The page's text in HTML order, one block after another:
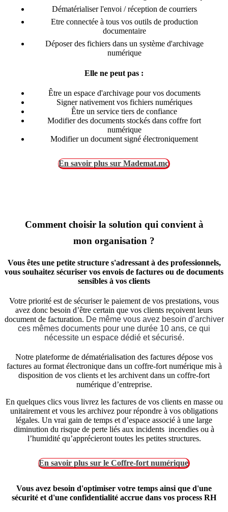
Dématérialiser l'envoi / réception de courriers
Etre connectée à tous vos outils de production
documentaire
Déposer des fichiers dans un système d'archivage
numérique
Elle ne peut pas :
Être un espace d'archivage pour vos documents
Signer nativement vos fichiers numériques
Être un service tiers de confiance
Modifier des documents stockés dans coffre fort
numérique
Modifier un document signé électroniquement
En savoir plus sur Mademat.mc
Comment choisir la solution qui convient à
mon organisation ?
Vous êtes une petite structure s'adressant à des professionnels,
vous souhaitez sécuriser vos envois de factures ou de documents
sensibles à vos clients
Votre priorité est de sécuriser le paiement de vos prestations, vous
avez donc besoin d’être certain que vos clients reçoivent leurs
document de facturation. De même vous avez besoin d’archiver
ces mêmes documents pour une durée 10 ans, ce qui
nécessite un espace dédié et sécurisé.
Notre plateforme de dématérialisation des factures dépose vos
factures au format électronique dans un coffre-fort numérique mis à
disposition de vos clients et les archivent dans un coffre-fort
numérique d’entreprise.
En quelques clics vous livrez les factures de vos clients en masse ou
unitairement et vous les archivez pour répondre à vos obligations
légales. Un vrai gain de temps et d’espace associé à une large
diminution du risque de perte liés aux incidents incendies ou à
l’humidité qu’apprécieront toutes les petites structures.
En savoir plus sur le Coffre-fort numérique
Vous avez besoin d'optimiser votre temps ainsi que d'une
sécurité et d'une confidentialité accrue dans vos process RH